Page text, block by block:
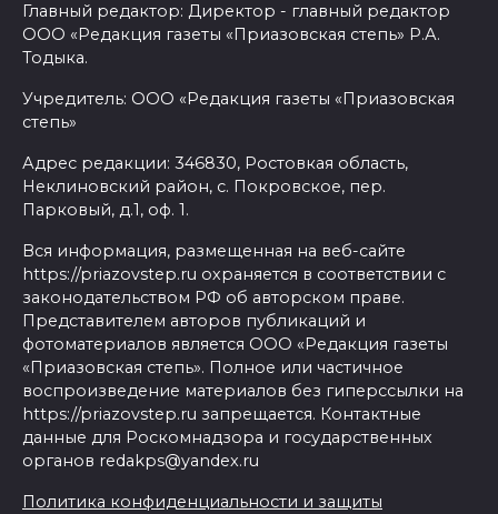
Главный редактор: Директор - главный редактор
ООО «Редакция газеты «Приазовская степь» Р.А.
Тодыка.
Учредитель: ООО «Редакция газеты «Приазовская
степь»
Адрес редакции: 346830, Ростовкая область,
Неклиновский район, с. Покровское, пер.
Парковый, д.1, оф. 1.
Вся информация, размещенная на веб-сайте
https://priazovstep.ru охраняется в соответствии с
законодательством РФ об авторском праве.
Представителем авторов публикаций и
фотоматериалов является ООО «Редакция газеты
«Приазовская степь». Полное или частичное
воспроизведение материалов без гиперссылки на
https://priazovstep.ru запрещается. Контактные
данные для Роскомнадзора и государственных
органов redakps@yandex.ru
Политика конфиденциальности и защиты